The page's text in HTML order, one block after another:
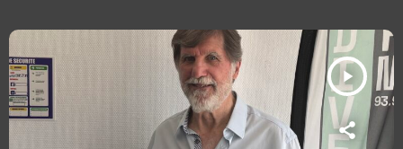
play_arrow